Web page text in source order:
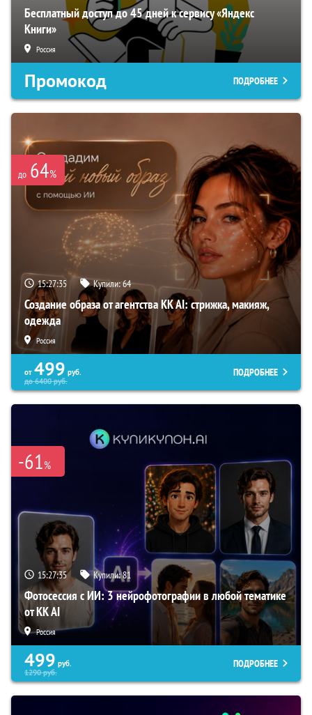
Бесплатный доступ до 45 дней к сервису «Яндекс
Книги»
Россия
Промокод ПОДРОБНЕЕ
до 64%
15:27:34 Купили:64
Создание образа от агентства KK AI: стрижка, макияж,
одежда
Россия
от 499 руб.
до6400руб.
ПОДРОБНЕЕ
-61%
15:27:34 Купили:81
Фотосессия с ИИ: 3 нейрофотографии в любой тематике
от KK AI
Россия
499 руб.
1290руб.
ПОДРОБНЕЕ